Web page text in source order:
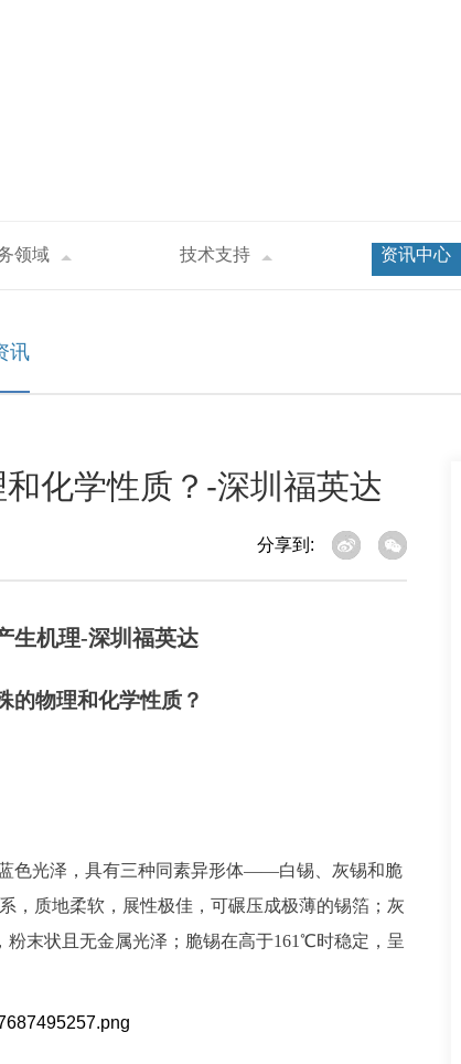
领域 技术支持 资讯中心
殊的物理和化学性质？-深圳福英达
讯
化学性质？-深圳福英达
分享到:
的物理和化学性质？
色光泽，具有三种同素异形体——白锡、灰锡和脆
，质地柔软，展性极佳，可碾压成极薄的锡箔；灰
末状且无金属光泽；脆锡在高于161℃时稳定，呈